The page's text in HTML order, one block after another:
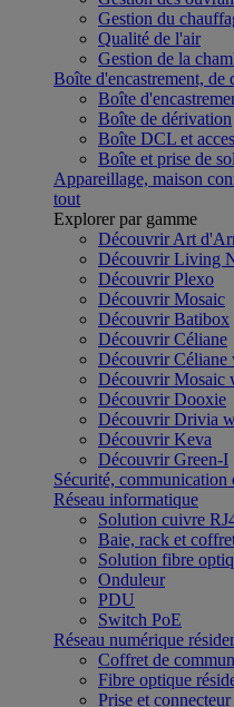
Gestion du
Qualité de l'air
Gestion de la
Boîte d'encastrement,
Boîte
Boîte de dérivation
Boîte DCL et
Boîte et prise de sol
Appareillage, maison
tout
Explorer par gamme
Découvrir Art
Découvrir Living
Découvrir Plexo
Découvrir Mosaic
Découvrir Batibox
Découvrir Céliane
Découvrir Céliane
Découvrir Mosaic
Découvrir Dooxie
Découvrir Drivia
Découvrir Keva
Découvrir Green-I
Sécurité, communication
Réseau informatique
Solution cuivre
Baie, rack et
Solution fibre
Onduleur
PDU
Switch PoE
Réseau numérique
Coffret de
Fibre optique
Prise et